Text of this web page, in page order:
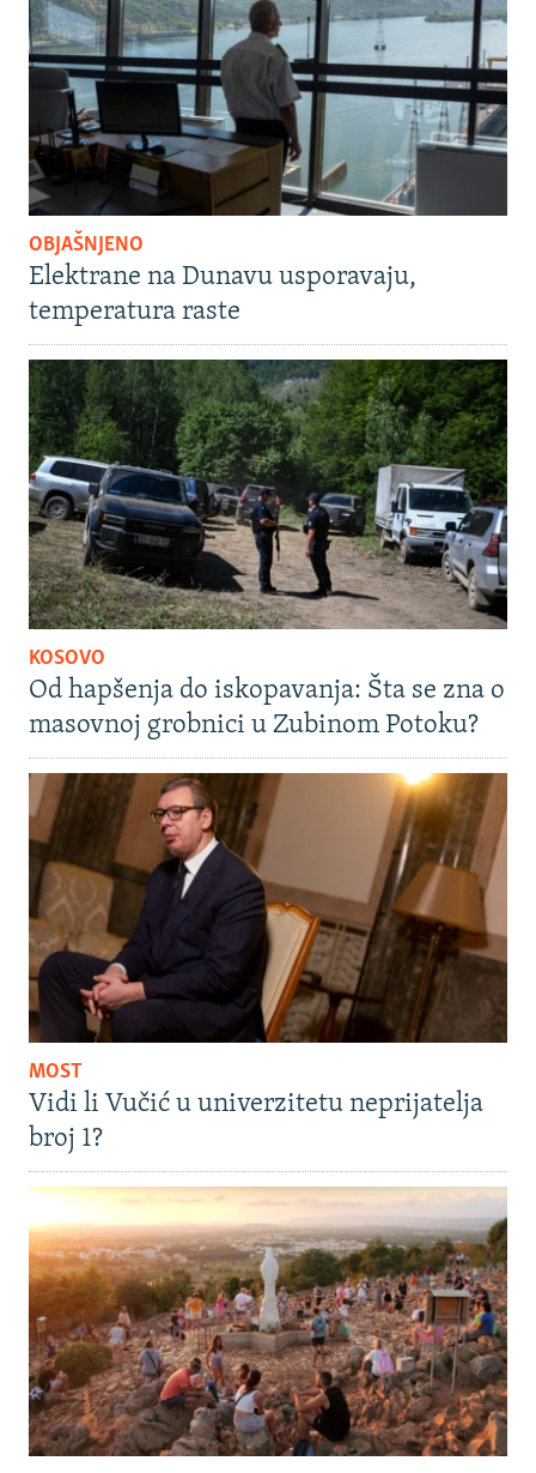
OBJAŠNJENO
Elektrane na Dunavu usporavaju,
temperatura raste
KOSOVO
Od hapšenja do iskopavanja: Šta se zna o
masovnoj grobnici u Zubinom Potoku?
MOST
Vidi li Vučić u univerzitetu neprijatelja
broj 1?